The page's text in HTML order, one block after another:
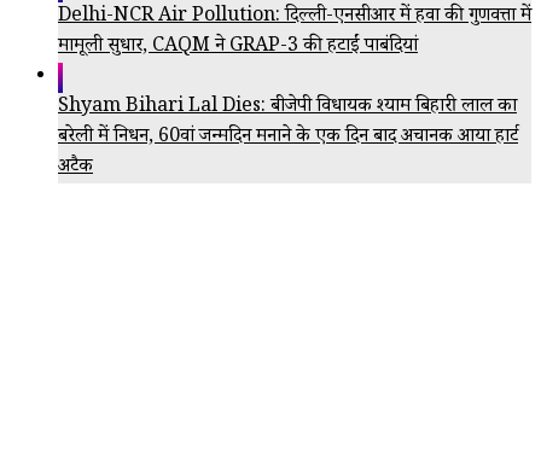
Delhi-NCR Air Pollution: दिल्ली-एनसीआर में हवा की गुणवत्ता में
मामूली सुधार, CAQM ने GRAP-3 की हटाईं पाबंदियां
Shyam Bihari Lal Dies: बीजेपी विधायक श्याम बिहारी लाल का
बरेली में निधन, 60वां जन्मदिन मनाने के एक दिन बाद अचानक आया हार्ट
अटैक